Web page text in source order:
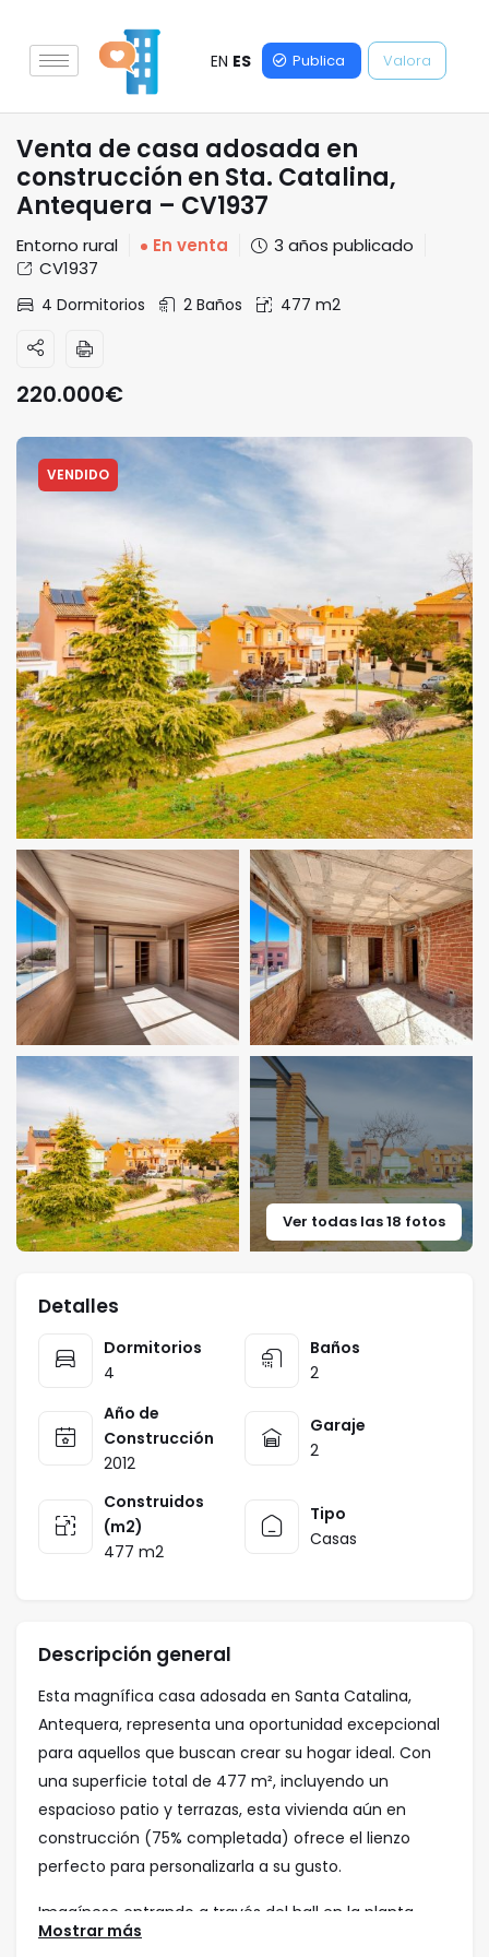
EN ES Publica Valora
Venta de casa adosada en
construcción en Sta. Catalina,
Antequera – CV1937
Entorno rural En venta
3 años publicado
CV1937
4 Dormitorios 2 Baños 477 m2
220.000€
VENDIDO
Ver todas las 18 fotos
Detalles
Dormitorios
4
Baños
2
Año de
Construcción
2012
Garaje
2
Construidos
(m2)
477 m2
Tipo
Casas
Descripción general
Esta magnífica casa adosada en Santa Catalina,
Antequera, representa una oportunidad excepcional
para aquellos que buscan crear su hogar ideal. Con
una superficie total de 477 m², incluyendo un
espacioso patio y terrazas, esta vivienda aún en
construcción (75% completada) ofrece el lienzo
perfecto para personalizarla a su gusto.
Imagínese entrando a través del hall en la planta
baja, que se abre a un despacho elegante, ideal para
Mostrar más